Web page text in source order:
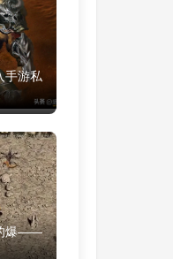
手游私
爆——